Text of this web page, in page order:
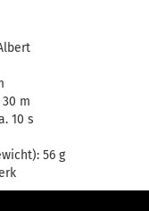
m
10 s
56 g